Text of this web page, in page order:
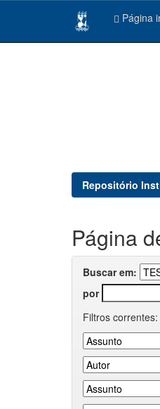
Página
Repositório
Página
Buscar em:
por
Filtros correntes: